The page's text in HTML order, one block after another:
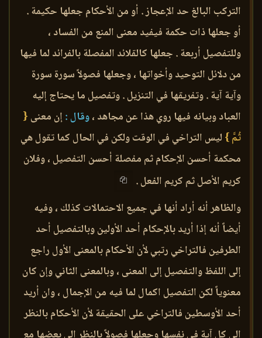
التركب البالغ حد الإعجاز . أو من الأحكام جعلها حكيمة .
أو جعلها ذات حكمة فيفيد معنى المنع من الفساد ،
وللتفصيل أربعة . جعلها كالقلائد المفصلة بالفرائد لما فيها
من دلائل التوحيد وأخواتها ، وجعلها فصولاً سورة سورة
وآية آية . وتفريقها في التنزيل . وتفصيل ما يحتاج إليه
العباد وبيانه فيها روي هذا عن مجاهد ،وقال :إن معنى {
ثُمَّ } ليس التراخي في الوقت ولكن في الحال كما تقول هي
محكمة أحسن الإحكام ثم مفصلة أحسن التفصيل ، وفلان
كريم الأصل ثم كريم الفعل .
والظاهر أنه أراد أنها في جميع الاحتمالات كذلك ، وفيه
أيضاً أنه إذا أريد بالإحكام أحد الأولين وبالتفصيل أحد
الطرفين فالتراخي رتبي لأن الأحكام بالمعنى الأول راجع
إلى اللفظ والتفصيل إلى المعنى ، وبالمعنى الثاني وإن كان
معنوياً لكن التفصيل اكمال لما فيه من الإجمال ، وان أريد
أحد الأوسطين فالتراخي على الحقيقة لأن الأحكام بالنظر